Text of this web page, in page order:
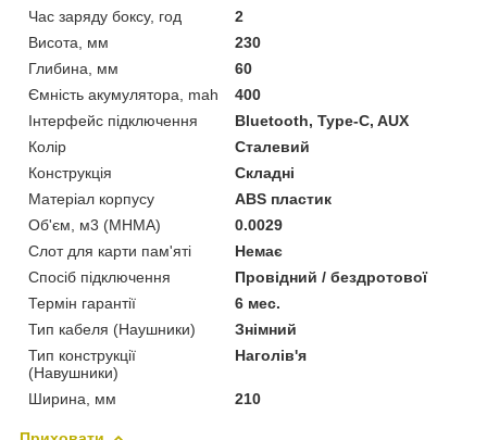
Час заряду боксу, год
2
Висота, мм
230
Глибина, мм
60
Ємність акумулятора, mah
400
Інтерфейс підключення
Bluetooth, Type-C, AUX
Колір
Сталевий
Конструкція
Складні
Матеріал корпусу
ABS пластик
Об'єм, м3 (МНМА)
0.0029
Слот для карти пам'яті
Немає
Спосіб підключення
Провідний / бездротової
Термін гарантії
6 мес.
Тип кабеля (Наушники)
Знімний
Тип конструкції
(Навушники)
Наголів'я
Ширина, мм 210